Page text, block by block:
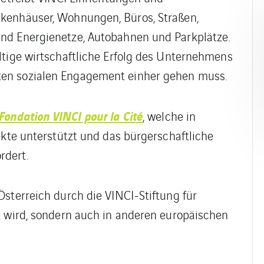
Wohnungen, Büros, Straßen,
Energienetze, Autobahnen und Parkplätze.
wirtschaftliche Erfolg des Unternehmens
sozialen Engagement einher gehen muss.
VINCI pour la Cité, welche in
unterstützt und das bürgerschaftliche
durch die VINCI-Stiftung für
sondern auch in anderen europäischen